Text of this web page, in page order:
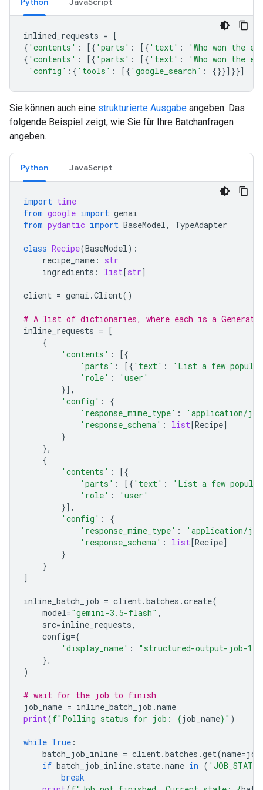
inlined_requests = [
{ 'contents' : [{ 'parts' : [{ 'text' :
'Who won the
{ 'contents' : [{ 'parts' : [{ 'text' :
'Who won the
'config' :{ 'tools' : [{ 'google_search' : {}}]}}]
Sie können auch eine strukturierte Ausgabe angeben. Das
folgende Beispiel zeigt, wie Sie für Ihre Batchanfragen
angeben.
Python JavaScript
import time
from google import genai
from pydantic import BaseModel, TypeAdapter
class Recipe(BaseModel):
recipe_name :
str
ingredients : list[str]
client = genai .Client()
# A list of dictionaries, where each is a
inline_requests = [
{
'contents' :
[{
'parts' : [{ 'text' :
'List a few
'role' :
'user'
}],
'config' :
{
'response_mime_type' :
'application/
'response_schema' : list[Recipe]
}
},
{
'contents' :
[{
'parts' : [{ 'text' :
'List a few
'role' :
'user'
}],
'config' :
{
'response_mime_type' :
'application/
'response_schema' : list[Recipe]
}
}
]
inline_batch_job = client.batches .create(
model="gemini-3.5-flash" ,
src=inline_requests,
config={
'display_name' :
"structured-output-job-1"
},
)
# wait for the job to finish
job_name = inline_batch_job .name
print(f"Polling status for job: {job_name}" )
while True :
batch_job_inline = client.batches .get(name=
if batch_job_inline. state.name in (
break